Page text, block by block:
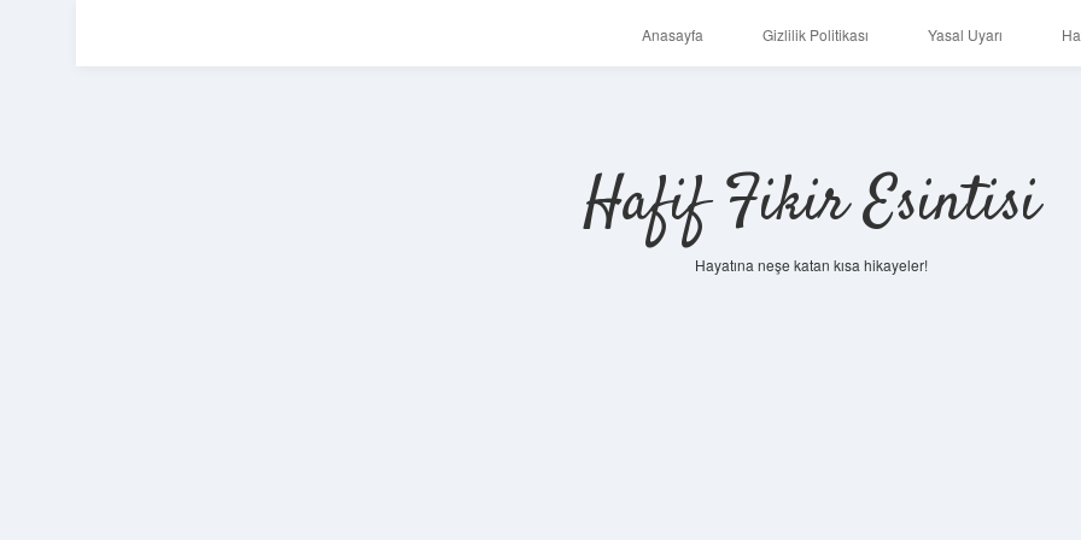
Anasayfa Gizlilik Politikası Yasal Uyarı
Hafif Fikir Esintisi
Hayatına neşe katan kısa hikayeler!